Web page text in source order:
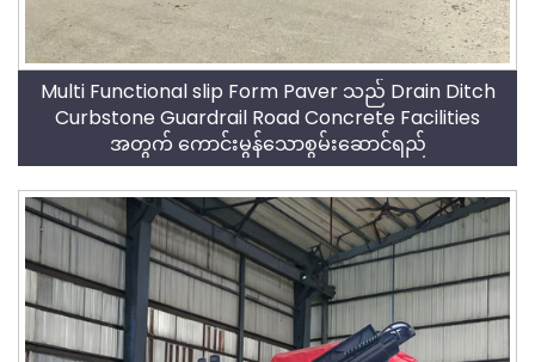
Multi Functional slip Form Paver သည် Drain Ditch
Curbstone Guardrail Road Concrete Facilities
အတွက် ကောင်းမွန်သောစွမ်းဆောင်ရည်